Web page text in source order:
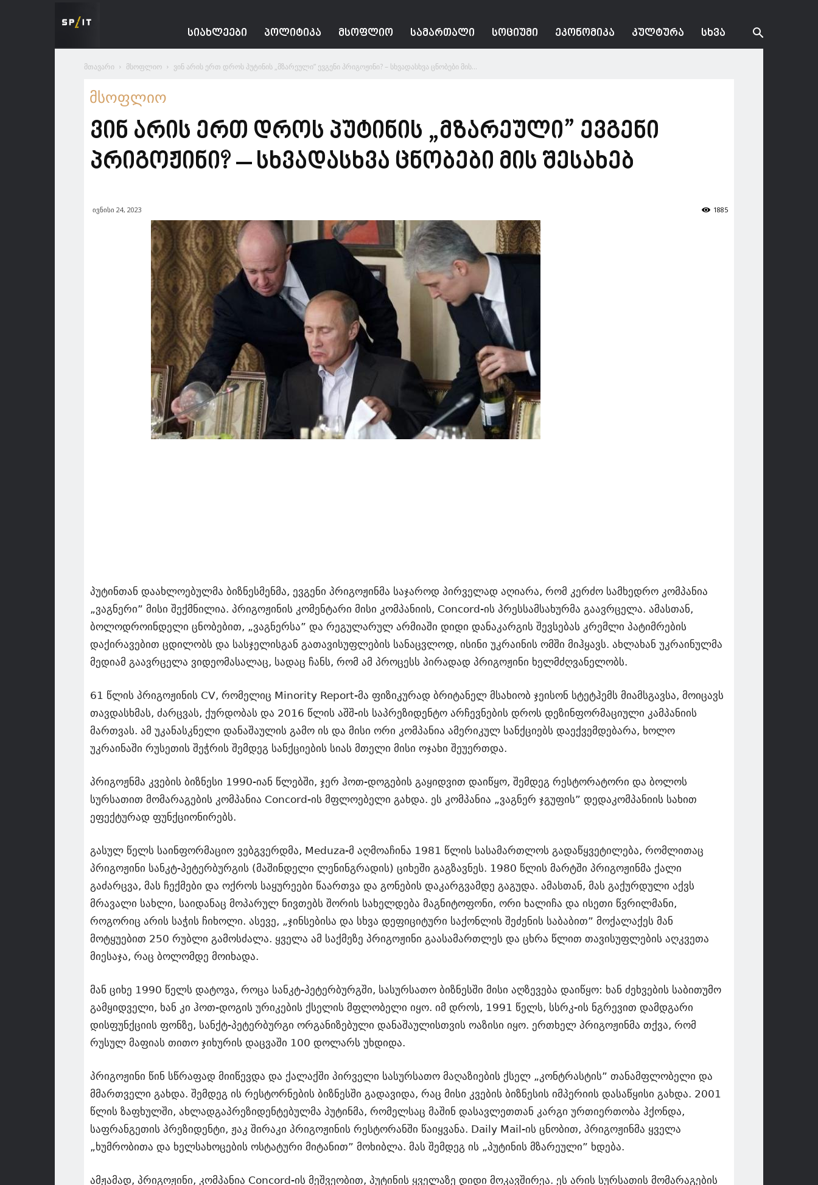
ᲡᲘᲐᲮᲚᲔᲔᲑᲘ ᲞᲝᲚᲘᲢᲘᲙᲐ ᲛᲡᲝᲤᲚᲘᲝ ᲡᲐᲛᲐᲠᲗᲐᲚᲘ ᲡᲝᲪᲘᲣᲛᲘ ᲔᲙᲝᲜᲝᲛᲘᲙᲐ ᲙᲣᲚᲢᲣᲠᲐ ᲡᲮᲕᲐ
მთავარი მსოფლიო ვინ არის ერთ დროს პუტინის „მზარეული” ევგენი პრიგოჟინი? – სხვადასხვა ცნობები მის...
მსოფლიო
ვინ არის ერთ დროს პუტინის „მზარეული” ევგენი
პრიგოჟინი? – სხვადასხვა ცნობები მის შესახებ
ივნისი 24, 2023 1885
პუტინთან დაახლოებულმა ბიზნესმენმა, ევგენი პრიგოჟინმა საჯაროდ პირველად აღიარა, რომ კერძო სამხედრო კომპანია
„ვაგნერი” მისი შექმნილია. პრიგოჟინის კომენტარი მისი კომპანიის, Concord-ის პრესსამსახურმა გაავრცელა. ამასთან,
ბოლოდროინდელი ცნობებით, „ვაგნერსა” და რეგულარულ არმიაში დიდი დანაკარგის შევსებას კრემლი პატიმრების
დაქირავებით ცდილობს და სასჯელისგან გათავისუფლების სანაცვლოდ, ისინი უკრაინის ომში მიჰყავს. ახლახან უკრაინულმა
მედიამ გაავრცელა ვიდეომასალაც, სადაც ჩანს, რომ ამ პროცესს პირადად პრიგოჟინი ხელმძღვანელობს.
61 წლის პრიგოჟინის CV, რომელიც Minority Report-მა ფიზიკურად ბრიტანელ მსახიობ ჯეისონ სტეტჰემს მიამსგავსა, მოიცავს
თავდასხმას, ძარცვას, ქურდობას და 2016 წლის აშშ-ის საპრეზიდენტო არჩევნების დროს დეზინფორმაციული კამპანიის
მართვას. ამ უკანასკნელი დანაშაულის გამო ის და მისი ორი კომპანია ამერიკულ სანქციებს დაექვემდებარა, ხოლო
უკრაინაში რუსეთის შეჭრის შემდეგ სანქციების სიას მთელი მისი ოჯახი შეუერთდა.
პრიგოჟნმა კვების ბიზნესი 1990-იან წლებში, ჯერ ჰოთ-დოგების გაყიდვით დაიწყო, შემდეგ რესტორატორი და ბოლოს
სურსათით მომარაგების კომპანია Concord-ის მფლოებელი გახდა. ეს კომპანია „ვაგნერ ჯგუფის” დედაკომპანიის სახით
ეფექტურად ფუნქციონირებს.
გასულ წელს საინფორმაციო ვებგვერდმა, Meduza-მ აღმოაჩინა 1981 წლის სასამართლოს გადაწყვეტილება, რომლითაც
პრიგოჟინი სანკტ-პეტერბურგის (მაშინდელი ლენინგრადის) ციხეში გაგზავნეს. 1980 წლის მარტში პრიგოჟინმა ქალი
გაძარცვა, მას ჩექმები და ოქროს საყურეები წაართვა და გონების დაკარგვამდე გაგუდა. ამასთან, მას გაქურდული აქვს
მრავალი სახლი, საიდანაც მოპარულ ნივთებს შორის სახელდება მაგნიტოფონი, ორი ხალიჩა და ისეთი წვრილმანი,
როგორიც არის საჭის ჩიხოლი. ასევე, „ჯინსებისა და სხვა დეფიციტური საქონლის შეძენის საბაბით” მოქალაქეს მან
მოტყუებით 250 რუბლი გამოსძალა. ყველა ამ საქმეზე პრიგოჟინი გაასამართლეს და ცხრა წლით თავისუფლების აღკვეთა
მიესაჯა, რაც ბოლომდე მოიხადა.
მან ციხე 1990 წელს დატოვა, როცა სანკტ-პეტერბურგში, სასურსათო ბიზნესში მისი აღზევება დაიწყო: ხან ძეხვების საბითუმო
გამყიდველი, ხან კი ჰოთ-დოგის ურიკების ქსელის მფლობელი იყო. იმ დროს, 1991 წელს, სსრკ-ის ნგრევით დამდგარი
დისფუნქციის ფონზე, სანქტ-პეტერბურგი ორგანიზებული დანაშაულისთვის ოაზისი იყო. ერთხელ პრიგოჟინმა თქვა, რომ
რუსულ მაფიას თითო ჯიხურის დაცვაში 100 დოლარს უხდიდა.
პრიგოჟინი წინ სწრაფად მიიწევდა და ქალაქში პირველი სასურსათო მაღაზიების ქსელ „კონტრასტის” თანამფლობელი და
მმართველი გახდა. შემდეგ ის რესტორნების ბიზნესში გადავიდა, რაც მისი კვების ბიზნესის იმპერიის დასაწყისი გახდა. 2001
წლის ზაფხულში, ახლადგაპრეზიდენტებულმა პუტინმა, რომელსაც მაშინ დასავლეთთან კარგი ურთიერთობა ჰქონდა,
საფრანგეთის პრეზიდენტი, ჟაკ შირაკი პრიგოჟინის რესტორანში წაიყვანა. Daily Mail-ის ცნობით, პრიგოჟინმა ყველა
„ხუმრობითა და ხელსახოცების ოსტატური მიტანით” მოხიბლა. მას შემდეგ ის „პუტინის მზარეული” ხდება.
ამჟამად, პრიგოჟინი, კომპანია Concord-ის მეშვეობით, პუტინის ყველაზე დიდი მოკავშირეა. ეს არის სურსათის მომარაგების